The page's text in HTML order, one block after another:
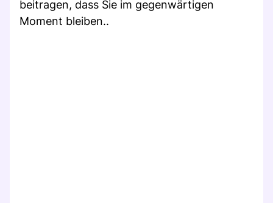
beitragen, dass Sie im gegenwärtigen
Moment bleiben..